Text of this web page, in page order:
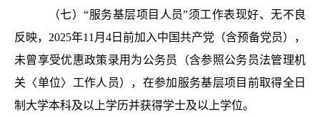
（七）“服务基层项目人员”须工作表现好、无不良
反映，2025年11月4日前加入中国共产党（含预备党员），
未曾享受优惠政策录用为公务员（含参照公务员法管理机
关〈单位〉工作人员），在参加服务基层项目前取得全日
制大学本科及以上学历并获得学士及以上学位。